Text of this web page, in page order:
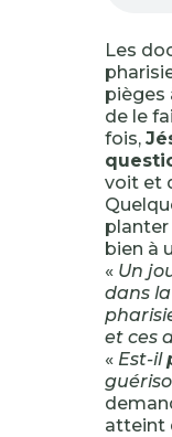
Les
pièges
de le
fois,
voit et
planter
bien à
« Un
dans
et ces
« Est-il
atteint